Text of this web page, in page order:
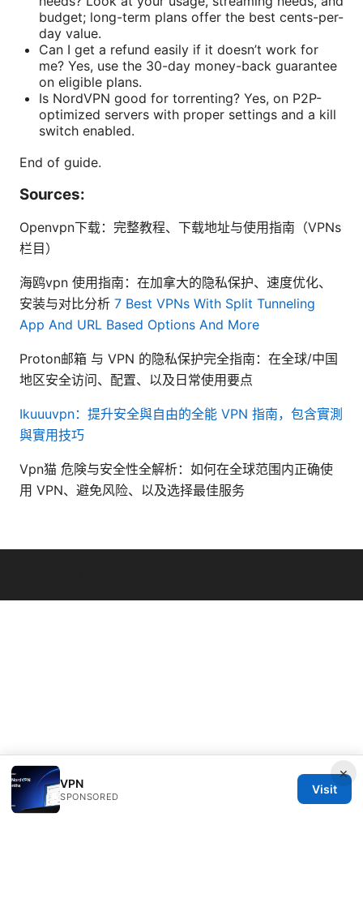
budget; long-term plans offer the best cents-per-
day value.
Can I get a refund easily if it doesn’t work for
me? Yes, use the 30-day money-back guarantee
on eligible plans.
Is NordVPN good for torrenting? Yes, on P2P-
optimized servers with proper settings and a kill
switch enabled.
End of guide.
Sources:
Openvpn下载：完整教程、下载地址与使用指南（VPNs
栏目）
海鸥vpn 使用指南：在加拿大的隐私保护、速度优化、
安装与对比分析 7 Best VPNs With Split Tunneling
App And URL Based Options And More
Proton邮箱 与 VPN 的隐私保护完全指南：在全球/中国
地区安全访问、配置、以及日常使用要点
Ikuuuvpn：提升安全與自由的全能 VPN 指南，包含實測
與實用技巧
Vpn猫 危険与安全性全解析：如何在全球范围内正确使
用 VPN、避免风险、以及选择最佳服务
×
VPN
SPONSORED
Visit